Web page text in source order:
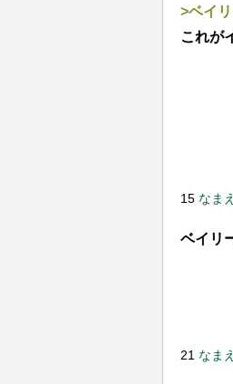
【期
てみ
>ベイ
これが
15 なまえ
ベイリ
21 なまえ